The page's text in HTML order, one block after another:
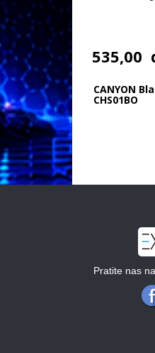
535,00
CANYON
CHS01BO
Pratite nas